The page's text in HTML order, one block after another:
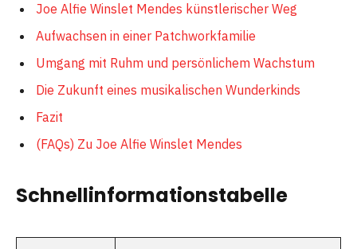
Joe Alfie Winslet Mendes künstlerischer Weg
Aufwachsen in einer Patchworkfamilie
Umgang mit Ruhm und persönlichem Wachstum
Die Zukunft eines musikalischen Wunderkinds
Fazit
(FAQs) Zu Joe Alfie Winslet Mendes
Schnellinformationstabelle